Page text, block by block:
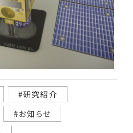
#研究紹介
#お知らせ